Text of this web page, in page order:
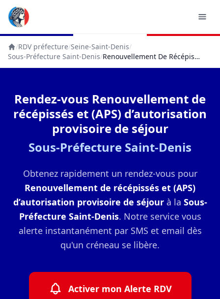
Accueil
/RDV préfecture/Seine-Saint-Denis/
Sous-Préfecture Saint-Denis/ Renouvellement De Récépissés Et (APS) D’autorisation Provisoire De Séjour
Rendez-vous Renouvellement de
récépissés et (APS) d’autorisation
provisoire de séjour
Sous-Préfecture Saint-Denis
Obtenez rapidement un rendez-vous pour
Renouvellement de récépissés et (APS)
d’autorisation provisoire de séjourà la Sous-
Préfecture Saint-Denis. Notre service vous
alerte instantanément par SMS et email dès
qu'un créneau se libère.
Activer mon Alerte RDV